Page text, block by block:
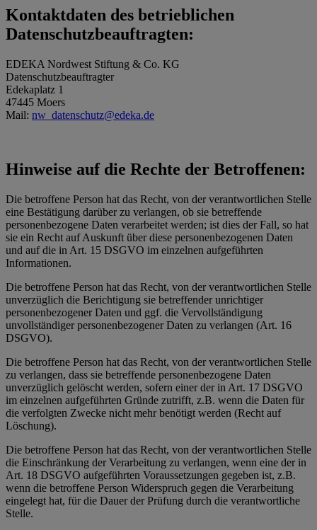
Kontaktdaten des betrieblichen
Datenschutzbeauftragten:
EDEKA Nordwest Stiftung & Co. KG
Datenschutzbeauftragter
Edekaplatz 1
47445 Moers
Mail: nw_datenschutz@edeka.de
Hinweise auf die Rechte der Betroffenen:
Die betroffene Person hat das Recht, von der verantwortlichen Stelle
eine Bestätigung darüber zu verlangen, ob sie betreffende
personenbezogene Daten verarbeitet werden; ist dies der Fall, so hat
sie ein Recht auf Auskunft über diese personenbezogenen Daten
und auf die in Art. 15 DSGVO im einzelnen aufgeführten
Informationen.
Die betroffene Person hat das Recht, von der verantwortlichen Stelle
unverzüglich die Berichtigung sie betreffender unrichtiger
personenbezogener Daten und ggf. die Vervollständigung
unvollständiger personenbezogener Daten zu verlangen (Art. 16
DSGVO).
Die betroffene Person hat das Recht, von der verantwortlichen Stelle
zu verlangen, dass sie betreffende personenbezogene Daten
unverzüglich gelöscht werden, sofern einer der in Art. 17 DSGVO
im einzelnen aufgeführten Gründe zutrifft, z.B. wenn die Daten für
die verfolgten Zwecke nicht mehr benötigt werden (Recht auf
Löschung).
Die betroffene Person hat das Recht, von der verantwortlichen Stelle
die Einschränkung der Verarbeitung zu verlangen, wenn eine der in
Art. 18 DSGVO aufgeführten Voraussetzungen gegeben ist, z.B.
wenn die betroffene Person Widerspruch gegen die Verarbeitung
eingelegt hat, für die Dauer der Prüfung durch die verantwortliche
Stelle.